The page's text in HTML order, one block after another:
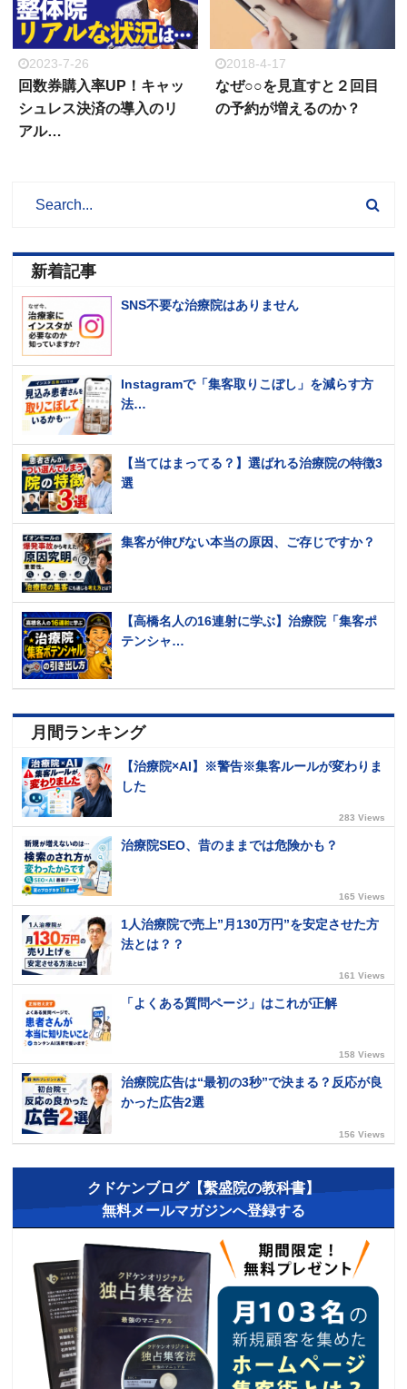
2023-7-26
回数券購入率UP！キャッ
シュレス決済の導入のリ
アル…
2018-4-17
なぜ○○を見直すと２回目
の予約が増えるのか？
新着記事
SNS不要な治療院はありません
Instagramで「集客取りこぼし」を減らす方
法…
【当てはまってる？】選ばれる治療院の特徴3
選
集客が伸びない本当の原因、ご存じですか？
【高橋名人の16連射に学ぶ】治療院「集客ポ
テンシャ…
月間ランキング
【治療院×AI】※警告※集客ルールが変わりま
した
283 Views
治療院SEO、昔のままでは危険かも？
165 Views
1人治療院で売上”月130万円”を安定させた方
法とは？？
161 Views
「よくある質問ページ」はこれが正解
158 Views
治療院広告は“最初の3秒”で決まる？反応が良
かった広告2選
156 Views
クドケンブログ【繫盛院の教科書】
無料メールマガジンへ登録する